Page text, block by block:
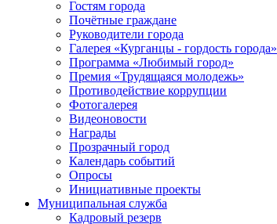
Гостям города
Почётные граждане
Руководители города
Галерея «Курганцы - гордость города»
Программа «Любимый город»
Премия «Трудящаяся молодежь»
Противодействие коррупции
Фотогалерея
Видеоновости
Награды
Прозрачный город
Календарь событий
Опросы
Инициативные проекты
Муниципальная служба
Кадровый резерв